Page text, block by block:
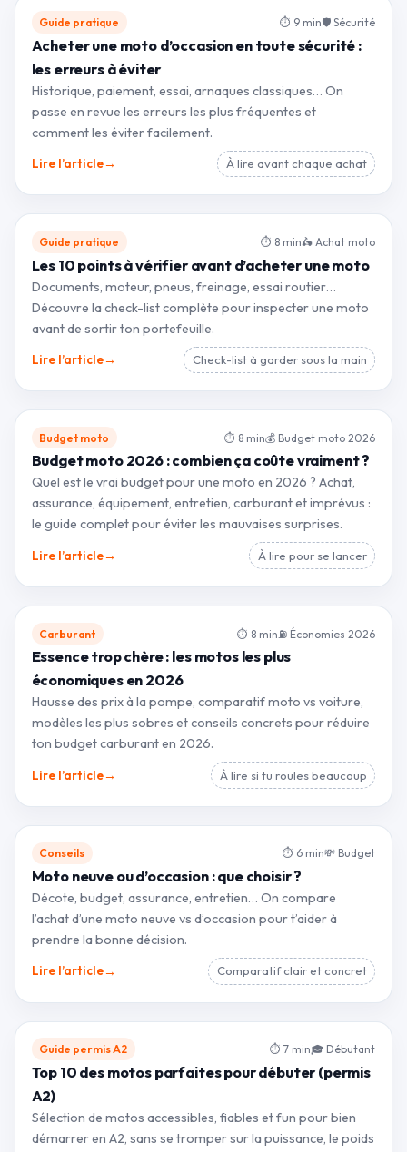
Guide pratique ⏱ 9 min🛡 Sécurité
Acheter une moto d’occasion en toute sécurité :
les erreurs à éviter
Historique, paiement, essai, arnaques classiques… On
passe en revue les erreurs les plus fréquentes et
comment les éviter facilement.
Lire l’article→ À lire avant chaque achat
Guide pratique ⏱ 8 min🛵 Achat moto
Les 10 points à vérifier avant d’acheter une moto
Documents, moteur, pneus, freinage, essai routier…
Découvre la check-list complète pour inspecter une moto
avant de sortir ton portefeuille.
Lire l’article→ Check-list à garder sous la main
Budget moto ⏱ 8 min💰 Budget moto 2026
Budget moto 2026 : combien ça coûte vraiment ?
Quel est le vrai budget pour une moto en 2026 ? Achat,
assurance, équipement, entretien, carburant et imprévus :
le guide complet pour éviter les mauvaises surprises.
Lire l’article→ À lire pour se lancer
Carburant ⏱ 8 min ⛽ Économies 2026
Essence trop chère : les motos les plus
économiques en 2026
Hausse des prix à la pompe, comparatif moto vs voiture,
modèles les plus sobres et conseils concrets pour réduire
ton budget carburant en 2026.
Lire l’article→ À lire si tu roules beaucoup
Conseils ⏱ 6 min💸 Budget
Moto neuve ou d’occasion : que choisir ?
Décote, budget, assurance, entretien… On compare
l’achat d’une moto neuve vs d’occasion pour t’aider à
prendre la bonne décision.
Lire l’article→ Comparatif clair et concret
Guide permis A2 ⏱ 7 min🎓 Débutant
Top 10 des motos parfaites pour débuter (permis
A2)
Sélection de motos accessibles, fiables et fun pour bien
démarrer en A2, sans se tromper sur la puissance, le poids